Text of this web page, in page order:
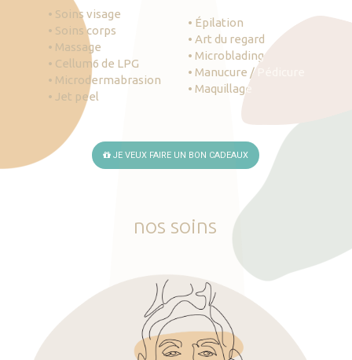
• Soins visage
• Soins corps
• Massage
• Cellum6 de LPG
• Microdermabrasion
• Jet peel
• Épilation
• Art du regard
• Microblading
• Manucure / Pédicure
• Maquillage
JE VEUX FAIRE UN BON CADEAUX
nos soins